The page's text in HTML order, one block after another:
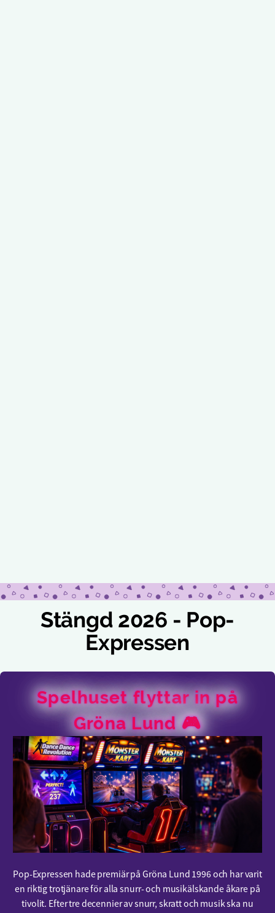
Stängd 2026 - Pop-
Expressen
Spelhuset flyttar in på
Gröna Lund 🎮
Pop-Expressen hade premiär på Gröna Lund 1996 och har varit
en riktig trotjänare för alla snurr- och musikälskande åkare på
tivolit. Efter tre decennier av snurr, skratt och musik ska nu